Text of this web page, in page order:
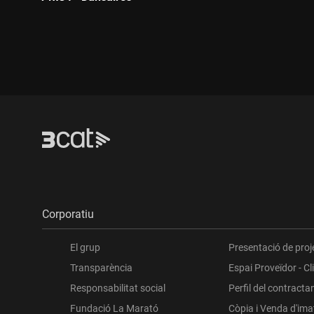
Corporatiu
El grup
Transparència
Responsabilitat social
Fundació La Marató
Presentació de
Espai Proveïdor -
Perfil del
Còpia i Venda